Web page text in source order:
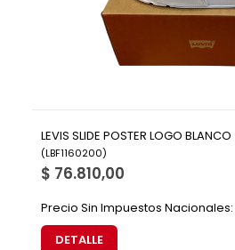
LEVIS SLIDE POSTER LOGO BLANCO
(LBF1160200)
$ 76.810,00
Precio Sin Impuestos Nacionales:
DETALLE